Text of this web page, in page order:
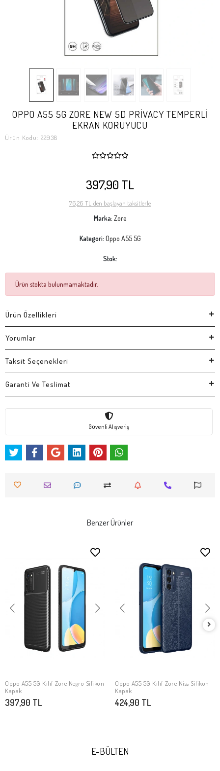
OPPO A55 5G ZORE NEW 5D PRİVACY TEMPERLİ
EKRAN KORUYUCU
Ürün Kodu: 22938
397,90 TL
76,26 TL 'den başlayan taksitlerle
Marka: Zore
Kategori: Oppo A55 5G
Stok:
Ürün stokta bulunmamaktadır.
Ürün Özellikleri
Yorumlar
Taksit Seçenekleri
Garanti Ve Teslimat
Güvenli Alışveriş
Benzer Ürünler
SEPETE EKLE
Oppo A55 5G Kılıf Zore Negro Silikon
Kapak
397,90 TL
SEPETE EKLE
Oppo A55 5G Kılıf Zore Niss Silikon
Kapak
424,90 TL
E-BÜLTEN